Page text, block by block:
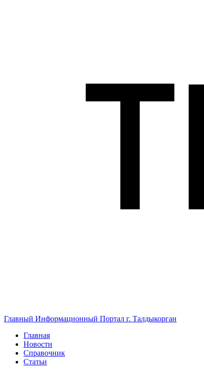
Главный Информационный Портал г. Талдыкорган
Главная
Новости
Справочник
Статьи